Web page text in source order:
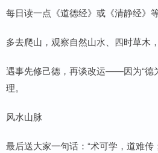
每日读一点《道德经》或《清静经》
多去爬山，观察自然山水、四时草木，
遇事先修己德，再谈改运——因为“德
理。
风水山脉
最后送大家一句话：“术可学，道难传